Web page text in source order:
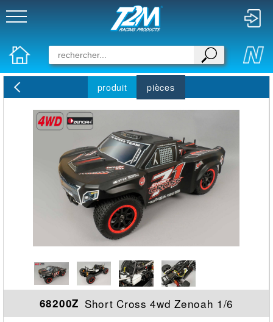
produit pièces
68200Z Short Cross 4wd Zenoah 1/6